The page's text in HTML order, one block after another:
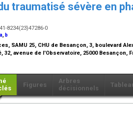
traumatisé sévère en
8234(23)47286-0
a, b
SAMU 25, CHU de Besançon, 3, boulevard
32, avenue de l'Observatoire, 25000 Besançon,
Figures
Arbres
décisionnels